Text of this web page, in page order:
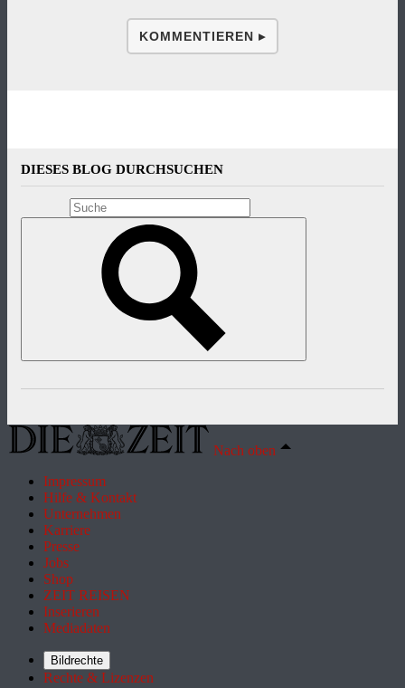
KOMMENTIEREN ▸
DIESES BLOG DURCHSUCHEN
Nach oben
Impressum
Hilfe & Kontakt
Unternehmen
Karriere
Presse
Jobs
Shop
ZEIT REISEN
Inserieren
Mediadaten
Bildrechte
Rechte & Lizenzen